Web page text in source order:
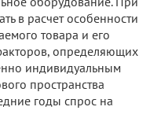
в расчет особенности
товара и его
определяющих
индивидуальным
пространства
годы спрос на